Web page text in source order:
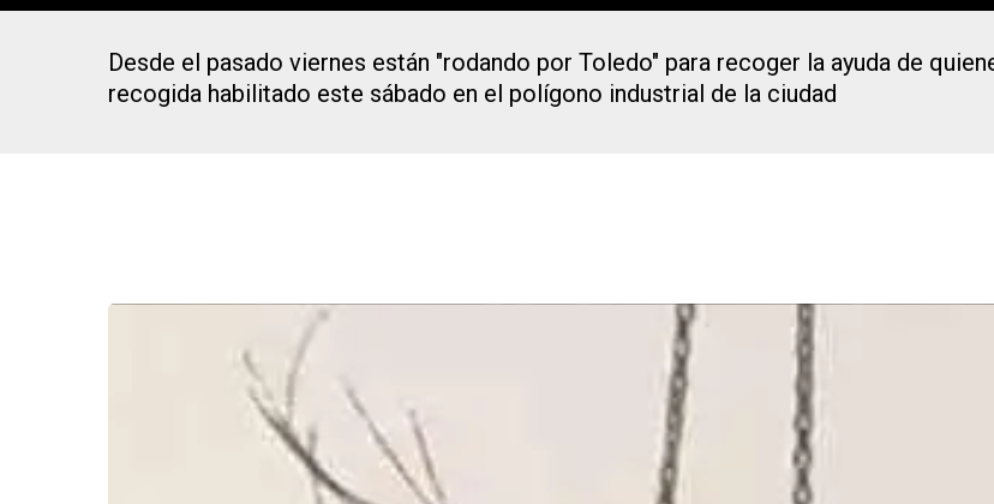
Presiona Intro para buscar o ESC para cerrar
Desde el pasado viernes están "rodando por Toledo" para recoger la ayuda de
recogida habilitado este sábado en el polígono industrial de la ciudad